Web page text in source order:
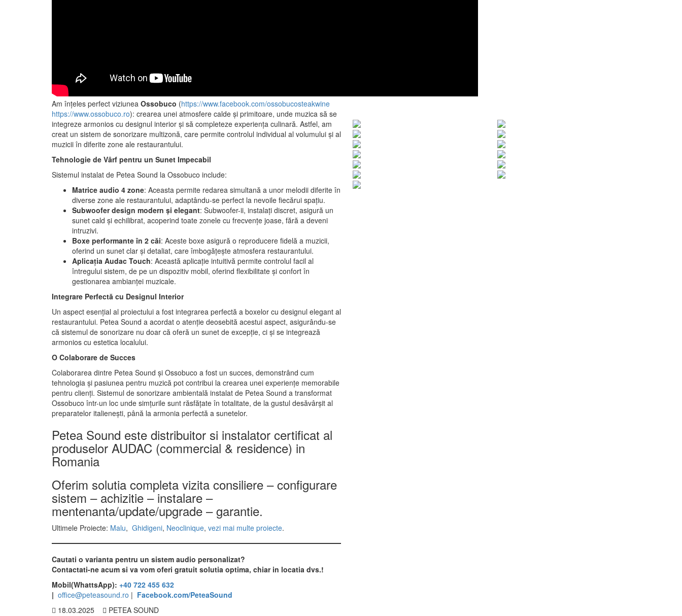
Am înțeles perfect viziunea Ossobuco (https://www.facebook.com/ossobucosteakwine
https://www.ossobuco.ro): crearea unei atmosfere calde și primitoare, unde muzica să se
integreze armonios cu designul interior și să completeze experiența culinară. Astfel, am
creat un sistem de sonorizare multizonă, care permite controlul individual al volumului și al
muzicii în diferite zone ale restaurantului.
Tehnologie de Vârf pentru un Sunet Impecabil
Sistemul instalat de Petea Sound la Ossobuco include:
Matrice audio 4 zone: Aceasta permite redarea simultană a unor melodii diferite în
diverse zone ale restaurantului, adaptându-se perfect la nevoile fiecărui spațiu.
Subwoofer design modern și elegant: Subwoofer-ii, instalați discret, asigură un
sunet cald și echilibrat, acoperind toate zonele cu frecvențe joase, fără a deveni
intruzivi.
Boxe performante în 2 căi: Aceste boxe asigură o reproducere fidelă a muzicii,
oferind un sunet clar și detaliat, care îmbogățește atmosfera restaurantului.
Aplicația Audac Touch: Această aplicație intuitivă permite controlul facil al
întregului sistem, de pe un dispozitiv mobil, oferind flexibilitate și confort în
gestionarea ambianței muzicale.
Integrare Perfectă cu Designul Interior
Un aspect esențial al proiectului a fost integrarea perfectă a boxelor cu designul elegant al
restaurantului. Petea Sound a acordat o atenție deosebită acestui aspect, asigurându-se
că sistemul de sonorizare nu doar că oferă un sunet de excepție, ci și se integrează
armonios cu estetica localului.
O Colaborare de Succes
Colaborarea dintre Petea Sound și Ossobuco a fost un succes, demonstrând cum
tehnologia și pasiunea pentru muzică pot contribui la crearea unei experiențe memorabile
pentru clienți. Sistemul de sonorizare ambientală instalat de Petea Sound a transformat
Ossobuco într-un loc unde simțurile sunt răsfățate în totalitate, de la gustul desăvârșit al
preparatelor italienești, până la armonia perfectă a sunetelor.
Petea Sound este distribuitor si instalator certificat al
produselor AUDAC (commercial & residence) in
Romania
Oferim solutia completa vizita consiliere – configurare
sistem – achizitie – instalare –
mentenanta/update/upgrade – garantie.
Ultimele Proiecte: Malu, Ghidigeni, Neoclinique, vezi mai multe proiecte.
Cautati o varianta pentru un sistem audio personalizat?
Contactati-ne acum si va vom oferi gratuit solutia optima, chiar in locatia dvs.!
Mobil(WhattsApp): +40 722 455 632
| office@peteasound.ro | Facebook.com/PeteaSound
18.03.2025
PETEA SOUND